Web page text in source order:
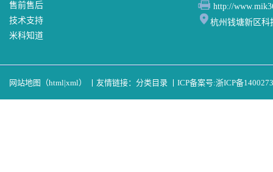
售前售后
技术支持
米科知道
http://
杭州钱塘新区科
网站地图（html|xml） 友情链接： 分类目录 ICP备案号:浙ICP备